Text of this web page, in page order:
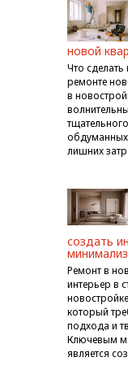
новой
Что
ремонте
в
лишних
создать
Ремонт в
интерьер в
который
подхода и
Ключевым
является